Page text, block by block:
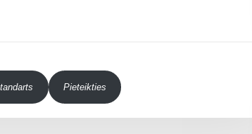
Pieteikties